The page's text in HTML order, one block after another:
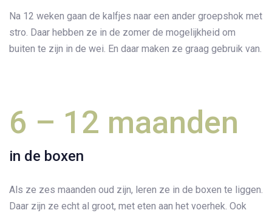
Na 12 weken gaan de kalfjes naar een ander groepshok met
stro. Daar hebben ze in de zomer de mogelijkheid om
buiten te zijn in de wei. En daar maken ze graag gebruik van.
6 – 12 maanden
in de boxen
Als ze zes maanden oud zijn, leren ze in de boxen te liggen.
Daar zijn ze echt al groot, met eten aan het voerhek. Ook